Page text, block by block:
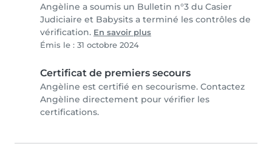
Angèline a soumis un Bulletin n°3 du Casier
Judiciaire et Babysits a terminé les contrôles de
vérification. En savoir plus
Émis le : 31 octobre 2024
Certificat de premiers secours
Angèline est certifié en secourisme. Contactez
Angèline directement pour vérifier les
certifications.